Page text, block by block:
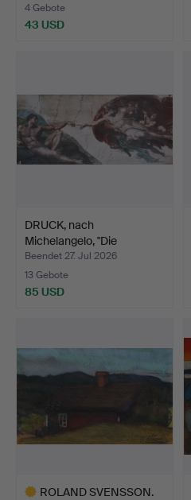
4 Gebote
43 USD
DRUCK, nach
Michelangelo, "Die
Erschaffung…
Beendet 27. Jul 2026
13 Gebote
85 USD
ROLAND SVENSSON.